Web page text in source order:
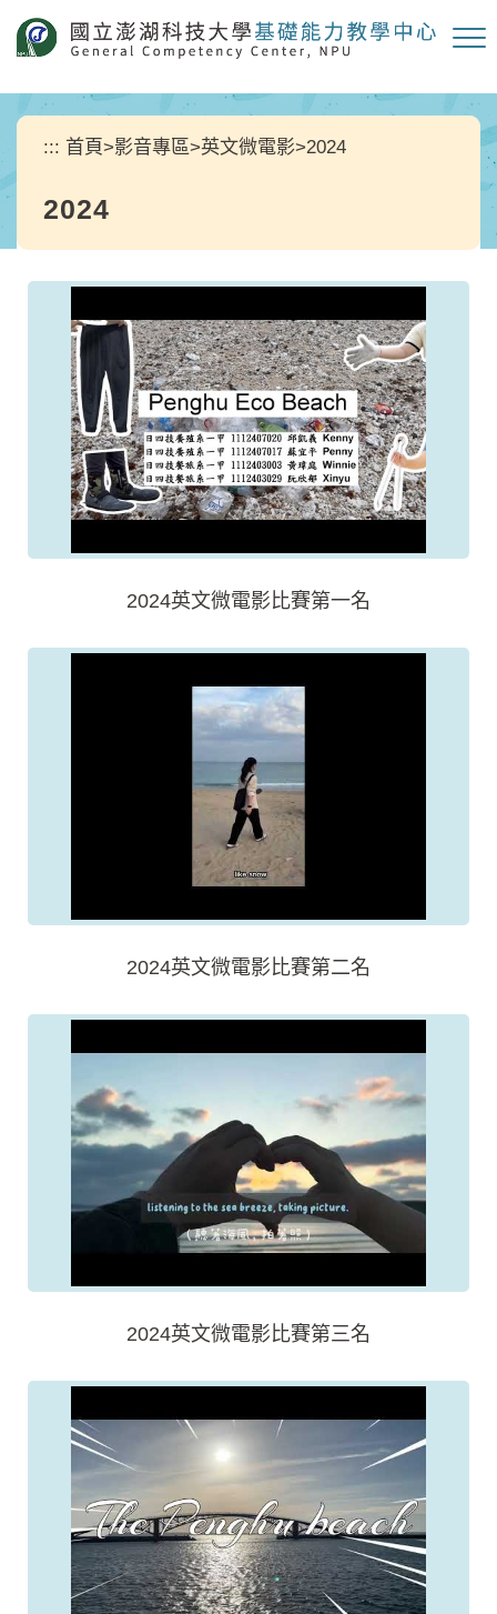
要
區
塊
::: 首頁>影音專區>英文微電影>2024
2024
2024英文微電影比賽第一名
2024英文微電影比賽第二名
2024英文微電影比賽第三名